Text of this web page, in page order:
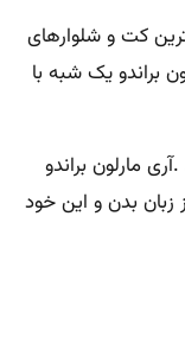
کت و شلوارهای
براندو یک شبه با
مارلون براندو
زبان بدن و این خود